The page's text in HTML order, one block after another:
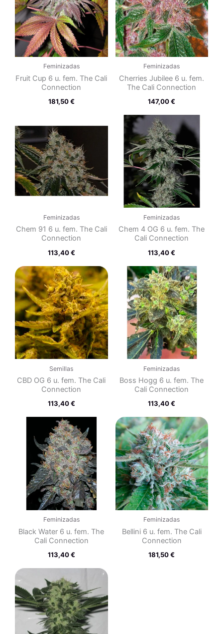
Feminizadas
Fruit Cup 6 u. fem. The Cali
Connection
181,50€
Feminizadas
Cherries Jubilee 6 u. fem.
The Cali Connection
147,00€
Feminizadas
Chem 91 6 u. fem. The Cali
Connection
113,40€
Feminizadas
Chem 4 OG 6 u. fem. The
Cali Connection
113,40€
Semillas
CBD OG 6 u. fem. The Cali
Connection
113,40€
Feminizadas
Boss Hogg 6 u. fem. The
Cali Connection
113,40€
Feminizadas
Black Water 6 u. fem. The
Cali Connection
113,40€
Feminizadas
Bellini 6 u. fem. The Cali
Connection
181,50€